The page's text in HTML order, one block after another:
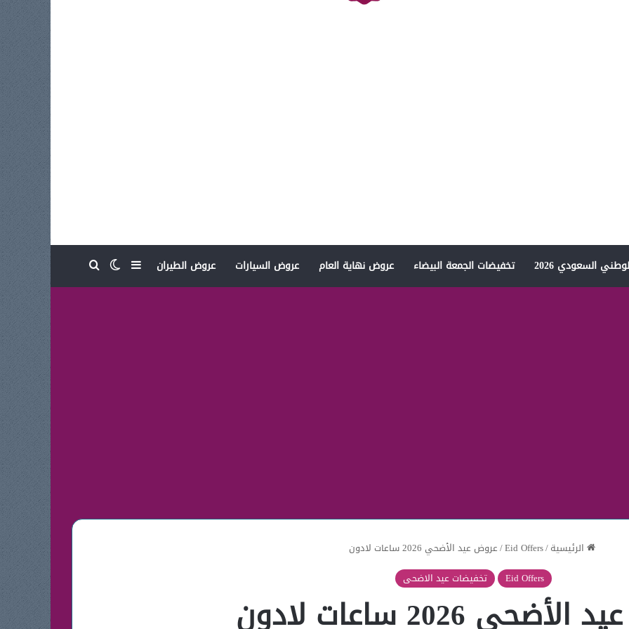
السعودي 2026 تخفيضات الجمعة البيضاء عروض نهاية العام عروض السيارات عروض الطيران إضافة عمود جانبي
الوضع المظلم
بحث عن
الرئيسية/
Eid Offers
/عروض عيد الأضحي 2026 ساعات لادون
Eid Offers
تخفيضات عيد الاضحى
2026 ساعات لادون